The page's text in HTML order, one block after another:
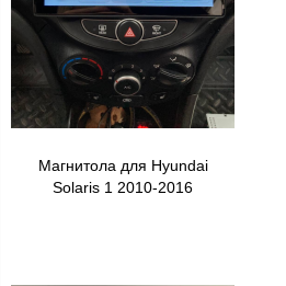
Магнитола для Hyundai
Solaris 1 2010-2016